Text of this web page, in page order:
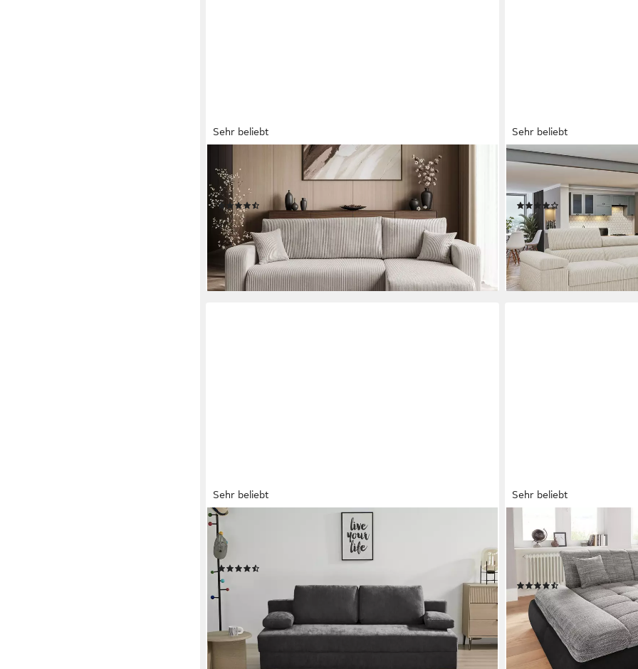
Sehr beliebt
Ecksofa PRESTIGE L-Form Couch, Cord-Stoff, mit
Bettfunktion und Bettkasten, Seite universal
ab 589,00 € UVP639,00 €
-8%
lieferbar - in 7-9 Werktagen bei dir
+2
Sehr beliebt
MIRJAN24
Ecksofa Torezio Cord,
Einstellbare Kopfstützen,
899,00 € UVP1.315,00 €
-32%
lieferbar - in 6-8 Werktagen
+5
Sehr beliebt
OTTO HOME
Schlafsofa ONNIKO, Breite: 192 cm, Liegefläche 121x192
cm, Feinstruktur-Bezug, mit Bettfunktion & Bettkasten
224,99 €
-44%
lieferbar - in 5-6 Werktagen bei dir
Sehr beliebt
Ecksofa PB MORIC
Armteilverstellung, L-
B/T/H:300/172/80 cm,
(324)
ab 914,60 € UVP1.449,99 €
-37%
lieferbar in 4 Wochen